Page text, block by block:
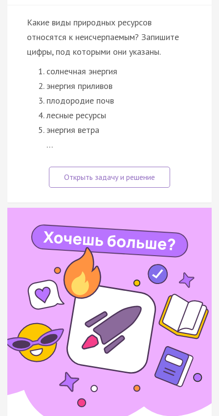
Какие виды природных ресурсов
относятся к неисчерпаемым? Запишите
цифры, под которыми они указаны.
солнечная энергия
энергия приливов
плодородие почв
лесные ресурсы
энергия ветра
…